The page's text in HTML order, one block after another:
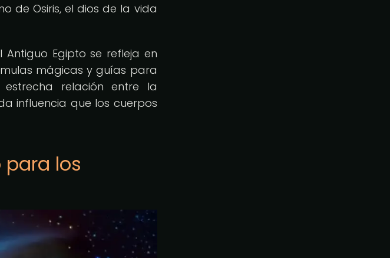
de Osiris, el dios de la vida
Egipto se refleja en
mágicas y guías para
relación entre la
influencia que los cuerpos
para los